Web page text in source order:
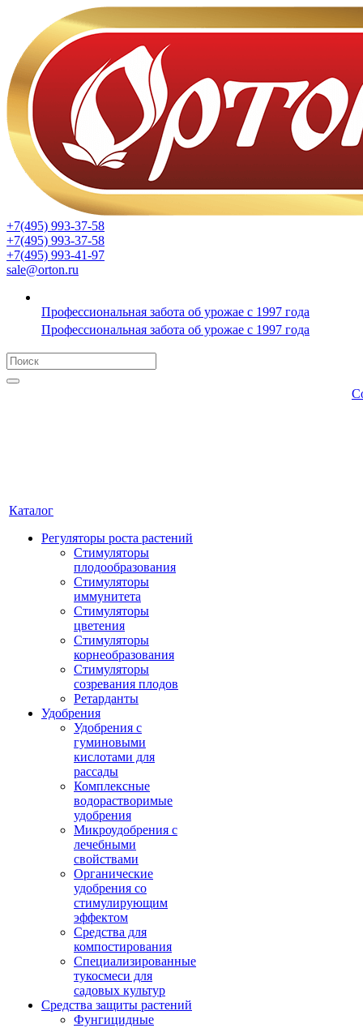
+7(495) 993-37-58
+7(495) 993-37-58
+7(495) 993-41-97
sale@orton.ru
Профессиональная забота об урожае с 1997 года
Профессиональная забота об урожае с 1997 года
Каталог
Регуляторы роста растений
Стимуляторы
плодообразования
Стимуляторы
иммунитета
Стимуляторы
цветения
Стимуляторы
корнеобразования
Стимуляторы
созревания плодов
Ретарданты
Удобрения
Удобрения с
гуминовыми
кислотами для
рассады
Комплексные
водорастворимые
удобрения
Микроудобрения с
лечебными
свойствами
Органические
удобрения со
стимулирующим
эффектом
Средства для
компостирования
Специализированные
тукосмеси для
садовых культур
Средства защиты растений
Фунгицидные